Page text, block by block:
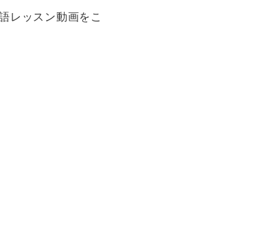
レッスン動画をこ